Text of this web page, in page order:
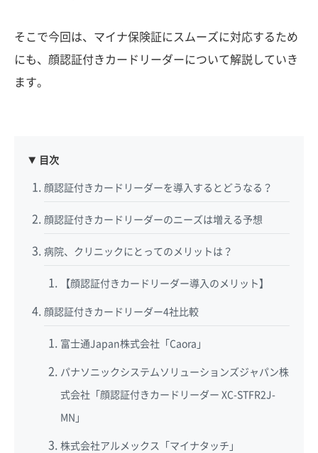
そこで今回は、マイナ保険証にスムーズに対応するため
にも、顔認証付きカードリーダーについて解説していき
ます。
目次
顔認証付きカードリーダーを導入するとどうなる？
顔認証付きカードリーダーのニーズは増える予想
病院、クリニックにとってのメリットは？
【顔認証付きカードリーダー導入のメリット】
顔認証付きカードリーダー4社比較
富士通Japan株式会社「Caora」
パナソニックシステムソリューションズジャパン株
式会社「顔認証付きカードリーダー XC-STFR2J-
MN」
株式会社アルメックス「マイナタッチ」